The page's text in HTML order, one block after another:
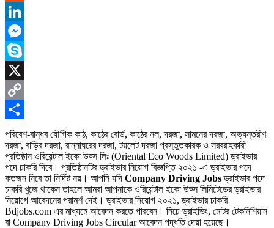
Reddit
LinkedIn
Messenger
Skype
X
Copy
Link
Share
পরিবেশ-বান্ধব যৌগিক কাঠ, কাঠের বোর্ড, কাঠের নল, দরজা, সামনের দরজা, অভ্যন্তরীণ
দরজা, বাড়ির দরজা, রান্নাঘরের দরজা, টয়লেট দরজা প্রস্তুতকারক ও সরবরাহকারী
প্রতিষ্ঠান ওরিয়েন্টাল ইকো উড্স লিঃ (Oriental Eco Woods Limited) ড্রাইভার
পদে চাকরি দিবে। প্রতিষ্ঠানটির ড্রাইভার নিয়োগ বিজ্ঞপ্তি ২০২১ -এ ড্রাইভার পদে
কতজন নিবে তা নির্দিষ্ট নয়। আপনি যদি Company Driving Jobsড্রাইভার পদে
চাকরি খুজে থাকেন তাহলে আমরা আপনাকে ওরিয়েন্টাল ইকো উড্স লিমিটেডের ড্রাইভার
নিয়োগে আবেদনের পরামর্শ দেই। ড্রাইভার নিয়োগ ২০২১, ড্রাইভার চাকরি
Bdjobs.com এর মাধ্যমে আবেদন করতে পারবেন। নিচে ড্রাইভিং, মোটর টেকনিশিয়ান
বা Company Driving Jobs Circular আবেদন পদ্ধতি দেয়া হয়েছে।